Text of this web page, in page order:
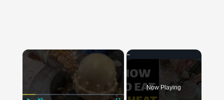
×
Now Playing